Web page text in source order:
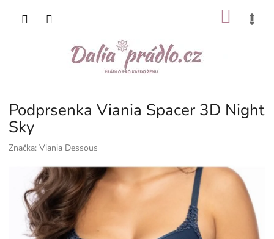
Podprsenka Viania Spacer 3D Night
Sky
Značka: Viania Dessous